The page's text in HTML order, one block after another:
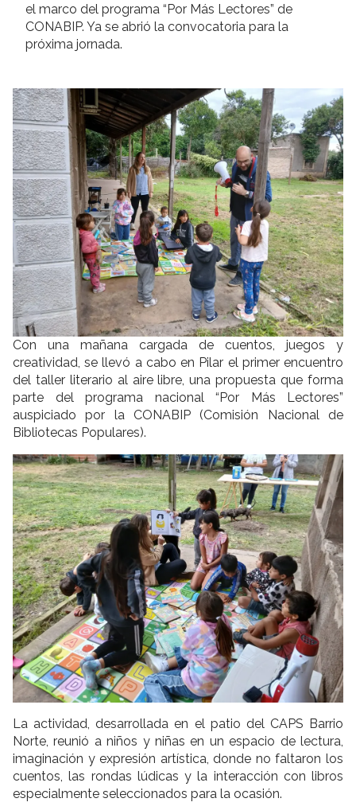
el marco del programa “Por Más Lectores” de
CONABIP. Ya se abrió la convocatoria para la
próxima jornada.
Con una mañana cargada de cuentos, juegos y
creatividad, se llevó a cabo en Pilar el primer encuentro
del taller literario al aire libre, una propuesta que forma
parte del programa nacional “Por Más Lectores”
auspiciado por la CONABIP (Comisión Nacional de
Bibliotecas Populares).
La actividad, desarrollada en el patio del CAPS Barrio
Norte, reunió a niños y niñas en un espacio de lectura,
imaginación y expresión artística, donde no faltaron los
cuentos, las rondas lúdicas y la interacción con libros
especialmente seleccionados para la ocasión.